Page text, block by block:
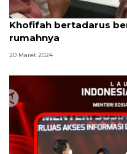
Khofifah bertadarus
rumahnya
20 Maret 2024